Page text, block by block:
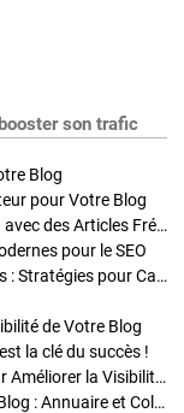
son trafic
Blog
pour Votre Blog
Stratégies de Publication : Boostez Votre Blog avec des Articles Fréquents et Exclusifs
pour le SEO
Enrichir Vos Articles avec des Contenus Riches : Stratégies pour Captiver et Optimiser
de Votre Blog
la clé du succès !
Optimisation SEO des Articles : Stratégies pour Améliorer la Visibilité de Votre Blog
Stratégies pour améliorer la visibilité de votre Blog : Annuaire et Collaborations